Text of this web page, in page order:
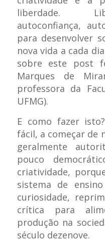
liberdade.
autoconfiança,
para desenvolver
nova vida a cada
sobre este post
Marques de
professora da
UFMG).
E como fazer
fácil, a começar de
geralmente
pouco
criatividade,
sistema de
curiosidade,
crítica para
produção na
século dezenove.